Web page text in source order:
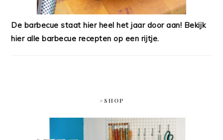
De barbecue staat hier heel het jaar door aan! Bekijk
hier alle barbecue recepten op een rijtje.
#SHOP